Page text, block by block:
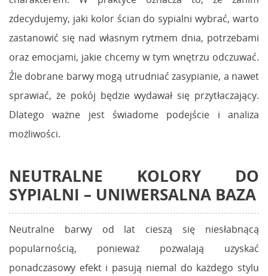
zdecydujemy, jaki kolor ścian do sypialni wybrać, warto
zastanowić się nad własnym rytmem dnia, potrzebami
oraz emocjami, jakie chcemy w tym wnętrzu odczuwać.
Źle dobrane barwy mogą utrudniać zasypianie, a nawet
sprawiać, że pokój będzie wydawał się przytłaczający.
Dlatego ważne jest świadome podejście i analiza
możliwości.
NEUTRALNE KOLORY DO
SYPIALNI – UNIWERSALNA BAZA
Neutralne barwy od lat cieszą się niesłabnącą
popularnością, ponieważ pozwalają uzyskać
ponadczasowy efekt i pasują niemal do każdego stylu